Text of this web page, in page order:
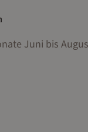
Juni bis